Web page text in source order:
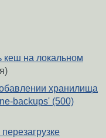
кеш на локальном
хранилища
backups' (500)